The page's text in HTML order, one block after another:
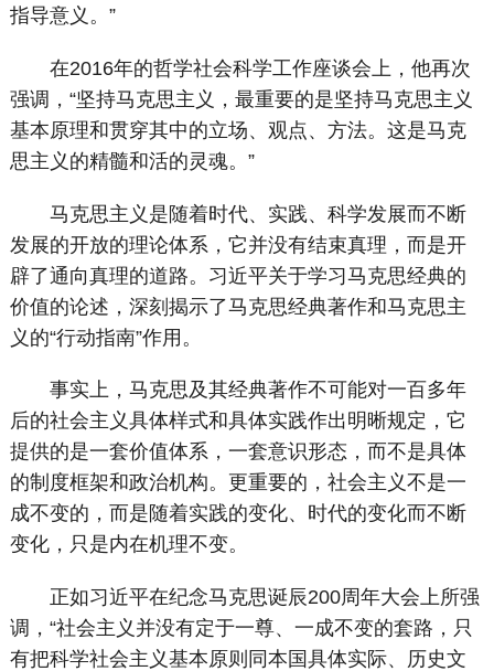
指导意义。”
在2016年的哲学社会科学工作座谈会上，他再次
强调，“坚持马克思主义，最重要的是坚持马克思主义
基本原理和贯穿其中的立场、观点、方法。这是马克
思主义的精髓和活的灵魂。”
马克思主义是随着时代、实践、科学发展而不断
发展的开放的理论体系，它并没有结束真理，而是开
辟了通向真理的道路。习近平关于学习马克思经典的
价值的论述，深刻揭示了马克思经典著作和马克思主
义的“行动指南”作用。
事实上，马克思及其经典著作不可能对一百多年
后的社会主义具体样式和具体实践作出明晰规定，它
提供的是一套价值体系，一套意识形态，而不是具体
的制度框架和政治机构。更重要的，社会主义不是一
成不变的，而是随着实践的变化、时代的变化而不断
变化，只是内在机理不变。
正如习近平在纪念马克思诞辰200周年大会上所强
调，“社会主义并没有定于一尊、一成不变的套路，只
有把科学社会主义基本原则同本国具体实际、历史文